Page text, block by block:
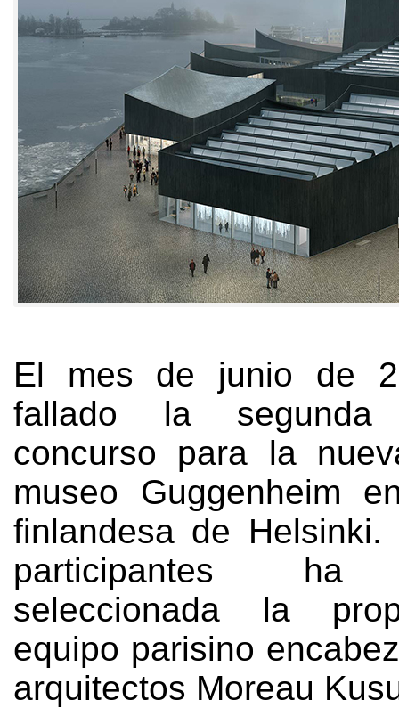
El mes de junio de
fallado la
concurso para la
museo Guggenheim
finlandesa de Helsinki.
participantes ha
seleccionada la
equipo parisino
arquitectos Moreau